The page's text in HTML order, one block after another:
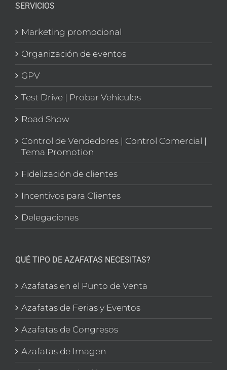
SERVICIOS
Marketing promocional
Organización de eventos
GPV
Test Drive | Probar Vehículos
Road Show
Control de Vendedores | Control Comercial |
Tema Promotion
Fidelización de clientes
Incentivos para Clientes
Delegaciones
QUÉ TIPO DE AZAFATAS NECESITAS?
Azafatas en el Punto de Venta
Azafatas de Ferias y Eventos
Azafatas de Congresos
Azafatas de Imagen